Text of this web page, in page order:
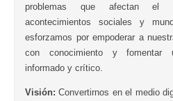
problemas que afectan el
acontecimientos sociales y
esforzamos por empoderar a
con conocimiento y fomentar
informado y crítico.
Visión: Convertirnos en el medio